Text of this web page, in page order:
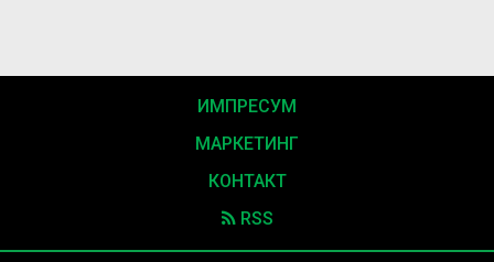
ИМПРЕСУМ
МАРКЕТИНГ
КОНТАКТ
RSS